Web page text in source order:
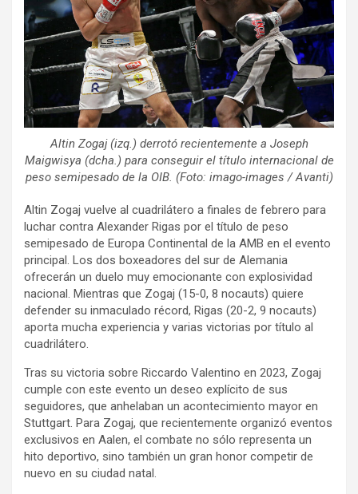
Altin Zogaj (izq.) derrotó recientemente a Joseph
Maigwisya (dcha.) para conseguir el título internacional de
peso semipesado de la OIB. (Foto: imago-images / Avanti)
Altin Zogaj vuelve al cuadrilátero a finales de febrero para
luchar contra Alexander Rigas por el título de peso
semipesado de Europa Continental de la AMB en el evento
principal. Los dos boxeadores del sur de Alemania
ofrecerán un duelo muy emocionante con explosividad
nacional. Mientras que Zogaj (15-0, 8 nocauts) quiere
defender su inmaculado récord, Rigas (20-2, 9 nocauts)
aporta mucha experiencia y varias victorias por título al
cuadrilátero.
Tras su victoria sobre Riccardo Valentino en 2023, Zogaj
cumple con este evento un deseo explícito de sus
seguidores, que anhelaban un acontecimiento mayor en
Stuttgart. Para Zogaj, que recientemente organizó eventos
exclusivos en Aalen, el combate no sólo representa un
hito deportivo, sino también un gran honor competir de
nuevo en su ciudad natal.